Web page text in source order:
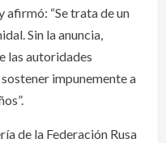
afirmó: “Se trata de un
Sin la anuncia,
las autoridades
impunemente a
de la Federación Rusa